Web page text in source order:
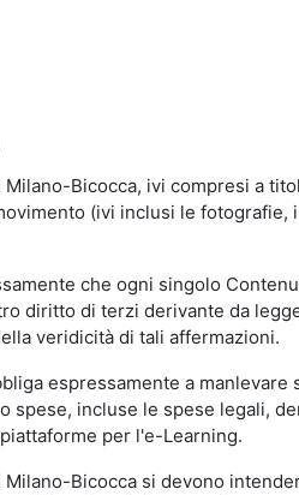
Bicocca, ivi compresi a
(ivi inclusi le
che ogni singolo
diritto di terzi derivante da
veridicità di tali affermazioni.
espressamente a
incluse le spese legali,
per l'e-Learning.
Bicocca si devono